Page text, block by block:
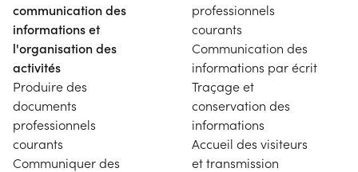
communication des
informations et
l'organisation des
activités
Produire des
documents
professionnels
courants
Communiquer des
professionnels
courants
Communication des
informations par écrit
Traçage et
conservation des
informations
Accueil des visiteurs
et transmission